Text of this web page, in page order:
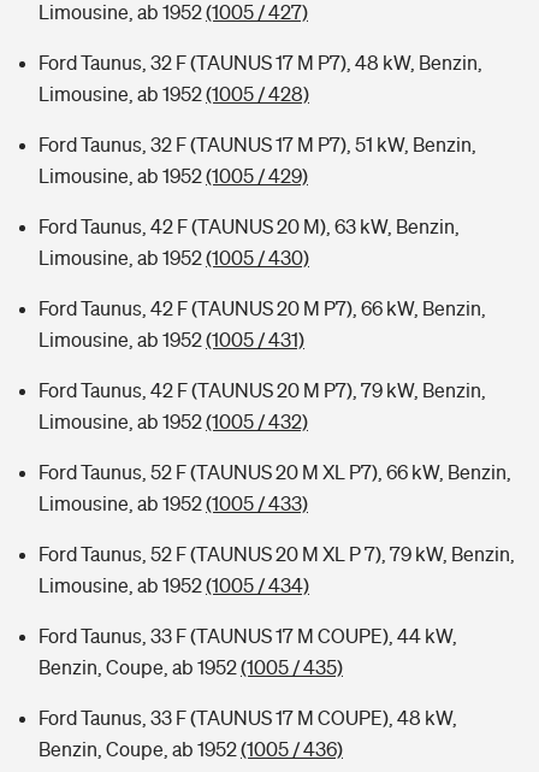
Limousine, ab 1952(1005 / 427)
Ford Taunus, 32 F (TAUNUS 17 M P7), 48 kW, Benzin,
Limousine, ab 1952(1005 / 428)
Ford Taunus, 32 F (TAUNUS 17 M P7), 51 kW, Benzin,
Limousine, ab 1952(1005 / 429)
Ford Taunus, 42 F (TAUNUS 20 M), 63 kW, Benzin,
Limousine, ab 1952(1005 / 430)
Ford Taunus, 42 F (TAUNUS 20 M P7), 66 kW, Benzin,
Limousine, ab 1952(1005 / 431)
Ford Taunus, 42 F (TAUNUS 20 M P7), 79 kW, Benzin,
Limousine, ab 1952(1005 / 432)
Ford Taunus, 52 F (TAUNUS 20 M XL P7), 66 kW, Benzin,
Limousine, ab 1952(1005 / 433)
Ford Taunus, 52 F (TAUNUS 20 M XL P 7), 79 kW, Benzin,
Limousine, ab 1952(1005 / 434)
Ford Taunus, 33 F (TAUNUS 17 M COUPE), 44 kW,
Benzin, Coupe, ab 1952(1005 / 435)
Ford Taunus, 33 F (TAUNUS 17 M COUPE), 48 kW,
Benzin, Coupe, ab 1952(1005 / 436)